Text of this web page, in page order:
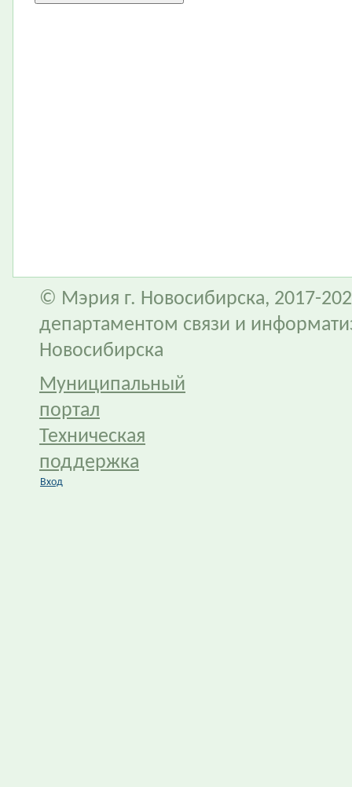
© Мэрия г. Новосибирска, 2017-
департаментом связи и
Новосибирска
Муниципальный
портал
Техническая
поддержка
Вход